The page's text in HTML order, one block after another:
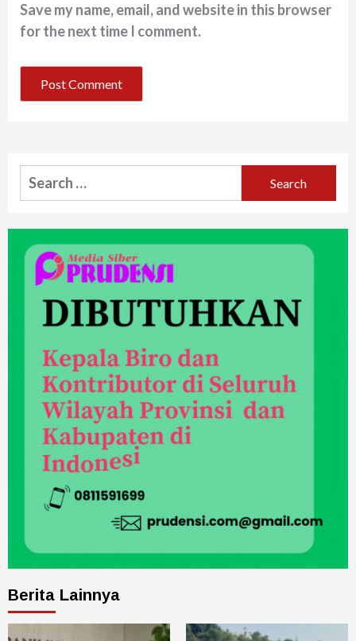
Save my name, email, and website in this browser
for the next time I comment.
Berita Lainnya